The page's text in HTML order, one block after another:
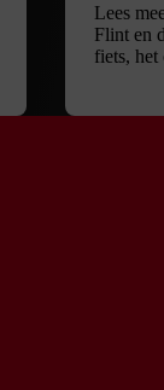
Lees
Flint en
fiets, het